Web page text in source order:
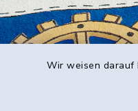
Wir weisen darauf